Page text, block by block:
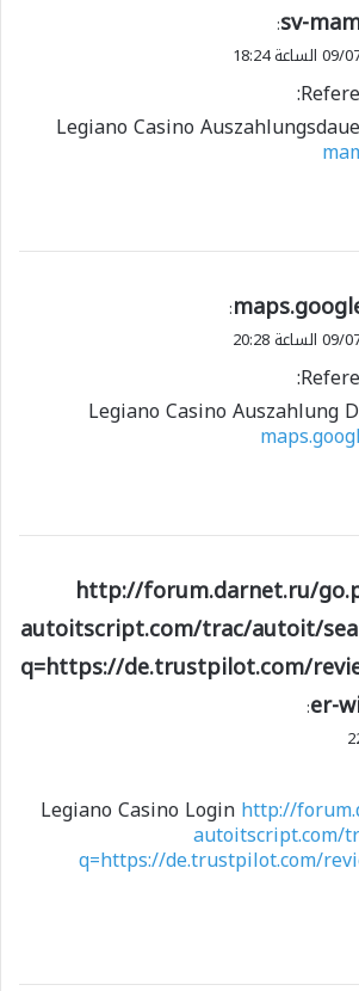
sv-
:
18:24
Legiano Casino
:
20:28
Legiano Casino Auszahlung
http://forum.darnet.ru/
autoitscript.com/trac/autoit/
q=https://de.trustpilot.com/
er-
:
Legiano Casino Loginhttp://
autoitscript.com/
q=https://de.trustpilot.com/